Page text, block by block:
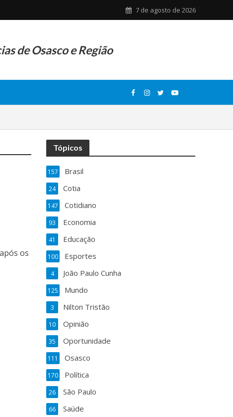
7 de agosto de 2026
de Osasco e Região
os
Tópicos
Brasil
157
Cotia
24
Cotidiano
147
Economia
93
Educação
41
Esportes
100
João Paulo Cunha
4
Mundo
125
Nilton Tristão
3
Opinião
10
Oportunidade
35
Osasco
111
Política
170
São Paulo
26
Saúde
66